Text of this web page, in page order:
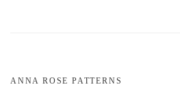
ANNA ROSE PATTERNS